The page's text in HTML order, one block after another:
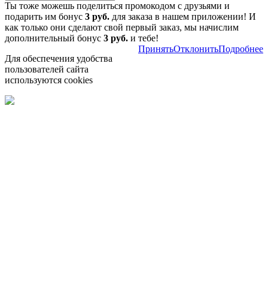
Ты тоже можешь поделиться промокодом с друзьями и
подарить им бонус 3 руб. для заказа в нашем приложении! И
как только они сделают свой первый заказ, мы начислим
дополнительный бонус 3 руб. и тебе!
Для обеспечения удобства
пользователей сайта
используются cookies
ПринятьОтклонитьПодробнее